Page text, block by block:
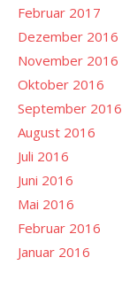
Februar 2017
Dezember 2016
November 2016
Oktober 2016
September 2016
August 2016
Juli 2016
Juni 2016
Mai 2016
Februar 2016
Januar 2016